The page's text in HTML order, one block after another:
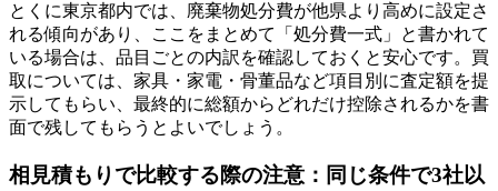
とくに東京都内では、廃棄物処分費が他県より高めに設定さ
れる傾向があり、ここをまとめて「処分費一式」と書かれて
いる場合は、品目ごとの内訳を確認しておくと安心です。買
取については、家具・家電・骨董品など項目別に査定額を提
示してもらい、最終的に総額からどれだけ控除されるかを書
面で残してもらうとよいでしょう。
相見積もりで比較する際の注意：同じ条件で3社以